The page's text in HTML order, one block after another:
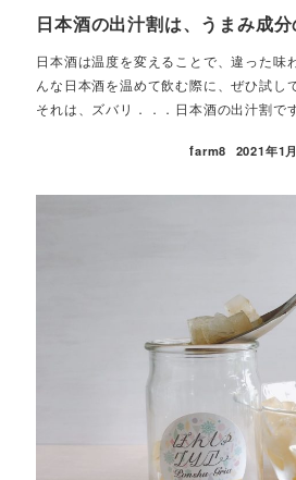
日本酒の出汁割は、うまみ成
日本酒は温度を変えることで、違った味
んな日本酒を温めて飲む際に、ぜひ試し
それは、ズバリ．．．日本酒の出汁割です
farm8 2021年1